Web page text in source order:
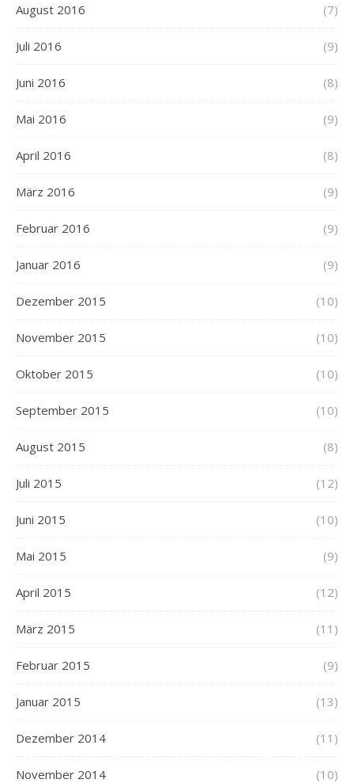
August 2016 (7)
Juli 2016 (9)
Juni 2016 (8)
Mai 2016 (9)
April 2016 (8)
März 2016 (9)
Februar 2016 (9)
Januar 2016 (9)
Dezember 2015 (10)
November 2015 (10)
Oktober 2015 (10)
September 2015 (10)
August 2015 (8)
Juli 2015 (12)
Juni 2015 (10)
Mai 2015 (9)
April 2015 (12)
März 2015 (11)
Februar 2015 (9)
Januar 2015 (13)
Dezember 2014 (11)
November 2014 (10)